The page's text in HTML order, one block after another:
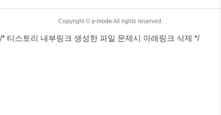
Copyright © y-mode All rights reserved.
TistoryWhaleSkin3.4
/* 티스토리 내부링크 생성한 파일 문제시 아래링크 삭제 */